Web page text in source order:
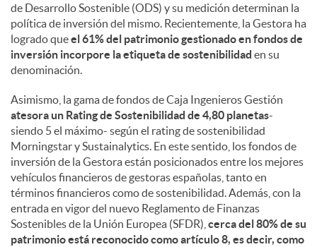
de Desarrollo Sostenible (ODS) y su medición determinan la
política de inversión del mismo. Recientemente, la Gestora ha
logrado queel 61% del patrimonio gestionado en fondos de
inversión incorpore la etiqueta de sostenibilidad en su
denominación.
Asimismo, la gama de fondos de Caja Ingenieros Gestión
atesora un Rating de Sostenibilidad de 4,80 planetas-
siendo 5 el máximo- según el rating de sostenibilidad
Morningstar y Sustainalytics. En este sentido, los fondos de
inversión de la Gestora están posicionados entre los mejores
vehículos financieros de gestoras españolas, tanto en
términos financieros como de sostenibilidad. Además, con la
entrada en vigor del nuevo Reglamento de Finanzas
Sostenibles de la Unión Europea (SFDR), cerca del 80% de su
patrimonio está reconocido como artículo 8, es decir, como